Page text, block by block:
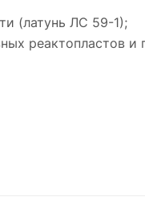
(латунь ЛС 59-1);
реактопластов и